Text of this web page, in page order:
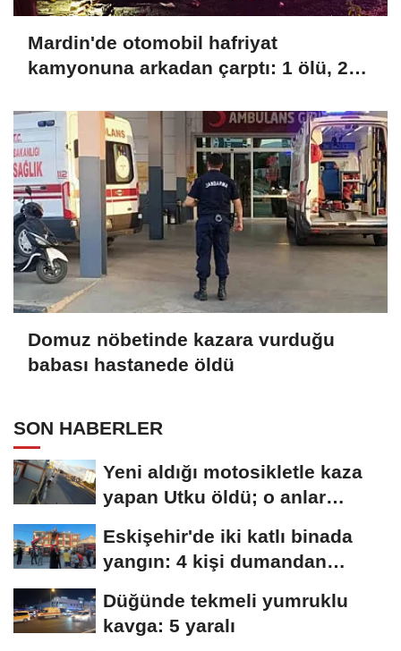
Mardin'de otomobil hafriyat
kamyonuna arkadan çarptı: 1 ölü, 2
Domuz nöbetinde kazara vurduğu
babası hastanede öldü
SON HABERLER
Yeni aldığı motosikletle kaza
yapan Utku öldü; o anlar
Eskişehir'de iki katlı binada
yangın: 4 kişi dumandan
Düğünde tekmeli yumruklu
kavga: 5 yaralı